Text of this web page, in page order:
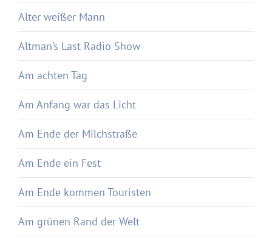
Alter weißer Mann
Altman’s Last Radio Show
Am achten Tag
Am Anfang war das Licht
Am Ende der Milchstraße
Am Ende ein Fest
Am Ende kommen Touristen
Am grünen Rand der Welt